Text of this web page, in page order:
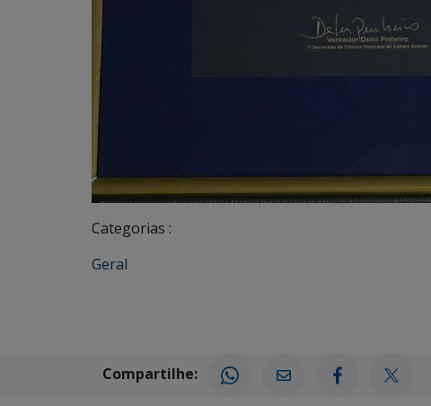
Categorias :
Geral
Compartilhe: